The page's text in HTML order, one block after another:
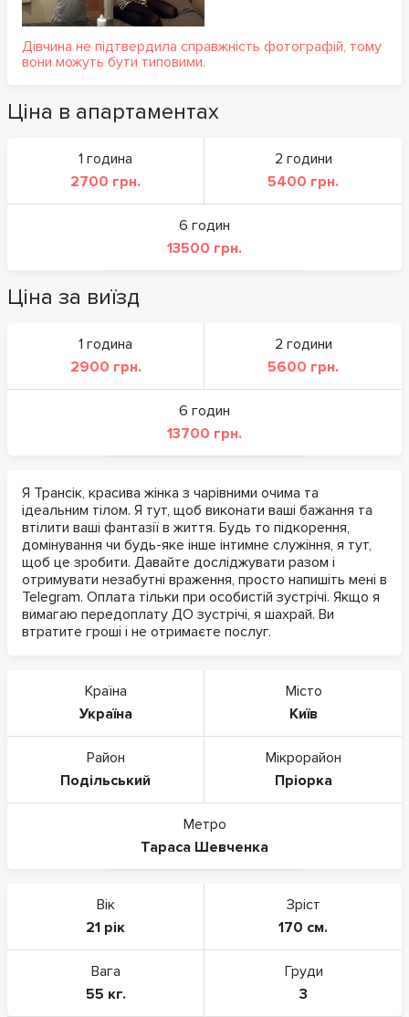
Дівчина не підтвердила справжність фотографій, тому
вони можуть бути типовими.
Ціна в апартаментах
1 година
2700 грн.
2 години
5400 грн.
6 годин
13500 грн.
Ціна за виїзд
1 година
2900 грн.
2 години
5600 грн.
6 годин
13700 грн.
Я Трансік, красива жінка з чарівними очима та
ідеальним тілом. Я тут, щоб виконати ваші бажання та
втілити ваші фантазії в життя. Будь то підкорення,
домінування чи будь-яке інше інтимне служіння, я тут,
щоб це зробити. Давайте досліджувати разом і
отримувати незабутні враження, просто напишіть мені в
Telegram. Оплата тільки при особистій зустрічі. Якщо я
вимагаю передоплату ДО зустрічі, я шахрай. Ви
втратите гроші і не отримаєте послуг.
Країна
Україна
Місто
Київ
Район
Подільський
Мікрорайон
Пріорка
Метро
Тараса Шевченка
Вік
21 рік
Зріст
170 см.
Вага
55 кг.
Груди
3